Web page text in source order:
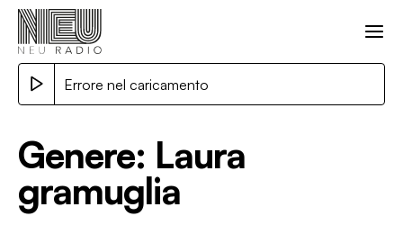
Errore nel caricamento
Genere: Laura
gramuglia